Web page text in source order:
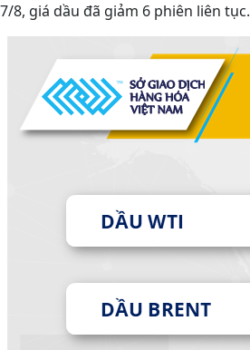
7/8, giá dầu đã giảm 6 phiên liên tục.